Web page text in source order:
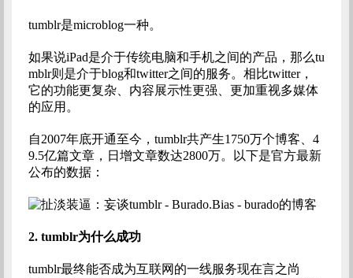
tumblr是microblog一种。
如果说iPad是介于传统电脑和手机之间的产品，那么tu
mblr则是介于blog和twitter之间的服务。相比twitter，
它的功能更复杂、内容展示性更强、更加重视多媒体
的应用。
自2007年底开通至今，tumblr共产生1750万个博客、4
9.5亿篇文章，日增文章数达2800万。以下是官方最新
公布的数据：
2. tumblr为什么成功
tumblr最终能否成为互联网的一线服务现在言之尚